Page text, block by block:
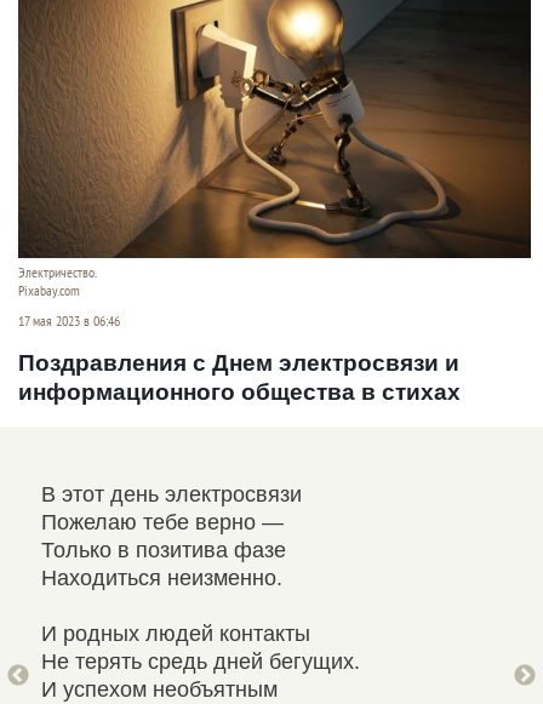
Электричество.
Pixabay.com
17 мая 2023 в 06:46
Поздравления с Днем электросвязи и
информационного общества в стихах
В этот день электросвязи
Пожелаю тебе верно —
Только в позитива фазе
Находиться неизменно.
И родных людей контакты
Не терять средь дней бегущих.
И успехом необъятным